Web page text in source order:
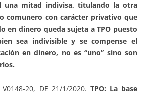
una mitad indivisa, titulando la otra
comunero con carácter privativo que
en dinero queda sujeta a TPO puesto
sea indivisible y se compense el
en dinero, no es “uno” sino son
V0148-20, DE 21/1/2020. TPO: La base